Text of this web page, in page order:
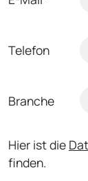
Telefon
Branche
Hier ist die
finden.